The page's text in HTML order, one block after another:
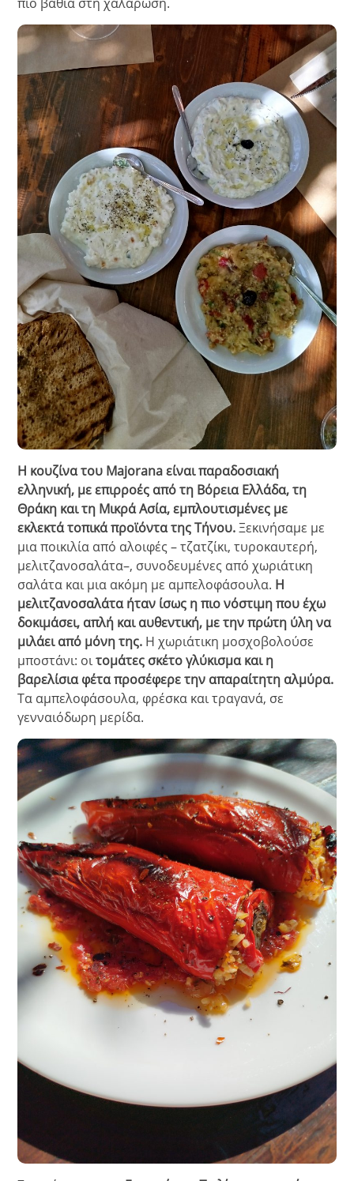
πιο βαθιά στη χαλάρωση.
Η κουζίνα του Majorana είναι παραδοσιακή
ελληνική, με επιρροές από τη Βόρεια Ελλάδα, τη
Θράκη και τη Μικρά Ασία, εμπλουτισμένες με
εκλεκτά τοπικά προϊόντα της Τήνου.Ξεκινήσαμε με
μια ποικιλία από αλοιφές – τζατζίκι, τυροκαυτερή,
μελιτζανοσαλάτα–, συνοδευμένες από χωριάτικη
σαλάτα και μια ακόμη με αμπελοφάσουλα. Η
μελιτζανοσαλάτα ήταν ίσως η πιο νόστιμη που έχω
δοκιμάσει, απλή και αυθεντική, με την πρώτη ύλη να
μιλάει από μόνη της. Η χωριάτικη μοσχοβολούσε
μποστάνι: οιτομάτες σκέτο γλύκισμα και η
βαρελίσια φέτα προσέφερε την απαραίτητη αλμύρα.
Τα αμπελοφάσουλα, φρέσκα και τραγανά, σε
γενναιόδωρη μερίδα.